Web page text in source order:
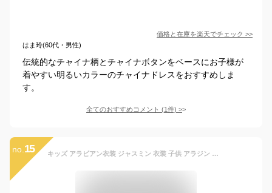
価格と在庫を楽天でチェック >>
はま玲(60代・男性)
伝統的なチャイナ柄とチャイナボタンをベースにお子様が
着やすい明るいカラーのチャイナドレスをおすすめしま
す。
全てのおすすめコメント (1件) >
no. 15 キッズ アラビアン衣装 ジャスミン 衣装 子供 アラジン コスチューム プリンセス ハロウィン コスプレ衣装 女の子 ベリーダンス 衣装 半袖トップス ハーレムパンツ セットアップ 余興 ベリーダンス レッスン着 レッスンウェア 可愛い お姫様 アラビアンCOSPLAY 身長95～150cm